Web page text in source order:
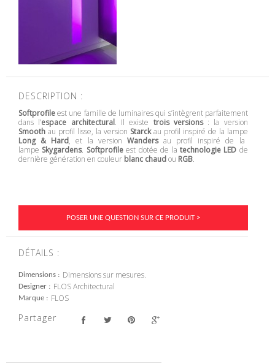
DESCRIPTION :
Softprofileest une famille de luminaires qui s’intègrent parfaitement
dans l’espace architectural. Il existe trois versions: la version
Smooth au profil lisse, la version Starckau profil inspiré de la lampe
Long & Hard, et la version Wandersau profil inspiré de la
lampe Skygardens. Softprofileest dotée de la technologie LED de
dernière génération en couleur blanc chaudou RGB.
POSER UNE QUESTION SUR CE PRODUIT >
DÉTAILS :
Dimensions Dimensions sur mesures.
Designer FLOS Architectural
Marque FLOS
Partager